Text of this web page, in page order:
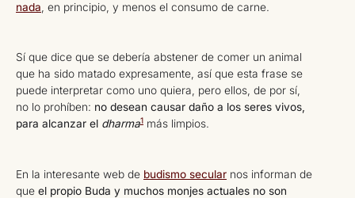
nada , en principio, y menos el consumo de carne.
Sí que dice que se debería abstener de comer un animal
que ha sido matado expresamente, así que esta frase se
puede interpretar como uno quiera, pero ellos, de por sí,
no lo prohíben: no desean causar daño a los seres vivos,
para alcanzar el dharma1 más limpios.
En la interesante web de budismo secular nos informan de
que el propio Buda y muchos monjes actuales no son